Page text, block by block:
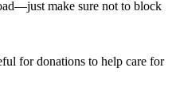
make sure not to block
for donations to help care for